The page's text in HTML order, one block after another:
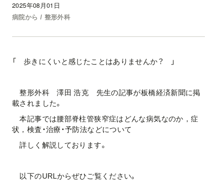
2025年08月01日
病院から / 整形外科
「 歩きにくいと感じたことはありませんか？ 」
整形外科 澤田 浩克 先生の記事が板橋経済新聞に掲
載されました。
本記事では腰部脊柱管狭窄症はどんな病気なのか，症
状，検査・治療・予防法などについて
詳しく解説しております。
以下のURLからぜひご覧ください。